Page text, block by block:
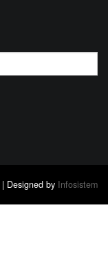
| Designed by Infosistem